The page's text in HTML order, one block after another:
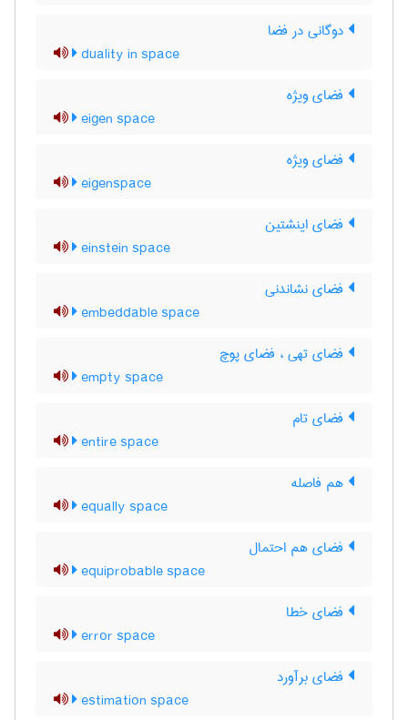
دوگانی در فضا
duality in space
فضای ویژه
eigen space
فضای ویژه
eigenspace
فضای اینشتین
einstein space
فضای نشاندنی
embeddable space
فضای تهی ، فضای پوچ
empty space
فضای تام
entire space
هم فاصله
equally space
فضای هم احتمال
equiprobable space
فضای خطا
error space
فضای برآورد
estimation space